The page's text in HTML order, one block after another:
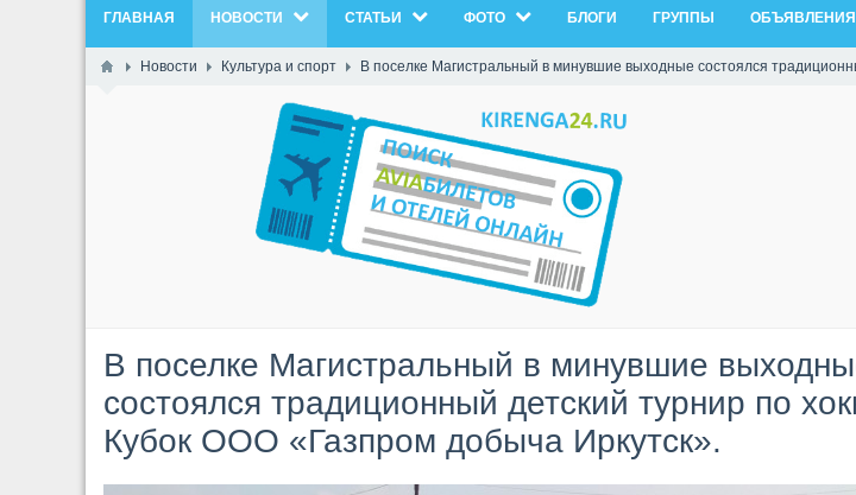
ГЛАВНАЯ НОВОСТИ СТАТЬИ ФОТО БЛОГИ ГРУППЫ ОБЪЯВЛЕНИЯ
Новости Культура и спорт В поселке Магистральный в минувшие выходные состоялся
В поселке Магистральный в минувшие
состоялся традиционный детский турнир по
Кубок ООО «Газпром добыча Иркутск».